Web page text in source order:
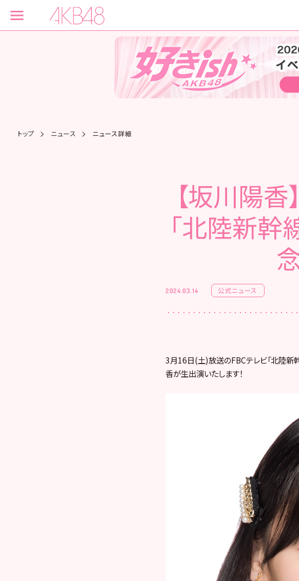
トップ ニュース ニュース詳細
【坂川陽
「北陸新
2024.03.14 公式ニュース
3月16日(土)放送のFBCテレビ「北陸新幹
香が生出演いたします！